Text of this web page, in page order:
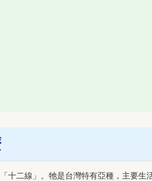
十二線」。牠是台灣特有亞種，主要生